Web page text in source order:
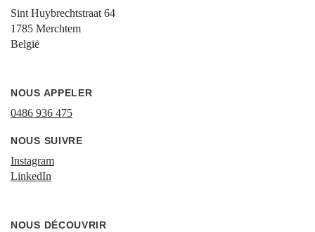
Sint Huybrechtstraat 64
1785 Merchtem
België
NOUS APPELER
0486 936 475
NOUS SUIVRE
Instagram
LinkedIn
NOUS DÉCOUVRIR